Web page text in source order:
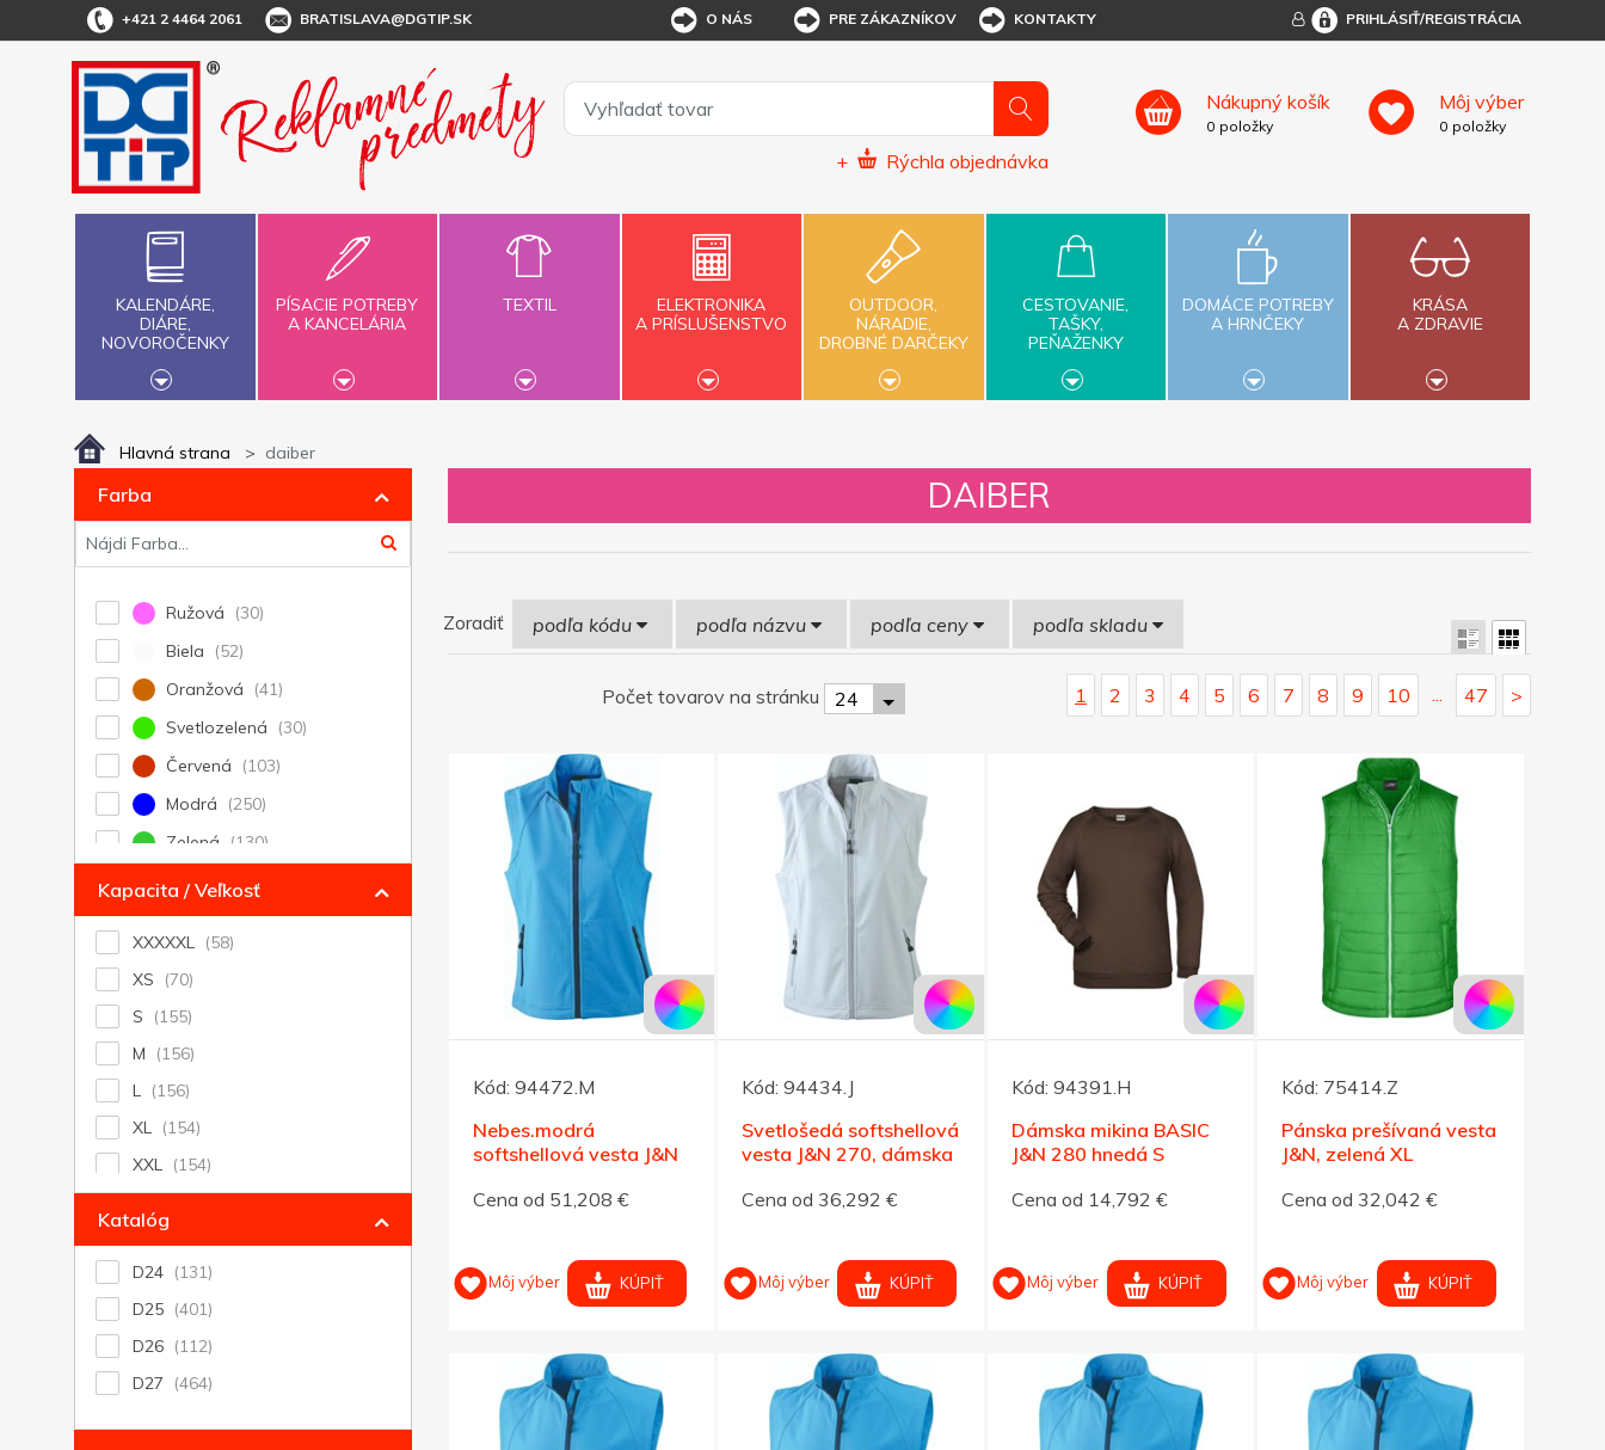
+421 2 4464 2061 BRATISLAVA@DGTIP.SK O NÁS PRE ZÁKAZNÍKOV KONTAKTY PRIHLÁSIŤ/REGISTRÁCIA
+ Rýchla objednávka
Nákupný košík
0 položky
Môj výber
0 položky
KALENDÁRE,
DIÁRE,
NOVOROČENKY
PÍSACIE POTREBY
A KANCELÁRIA
TEXTIL
ELEKTRONIKA
A PRÍSLUŠENSTVO
OUTDOOR,
NÁRADIE,
DROBNÉ DARČEKY
CESTOVANIE,
TAŠKY,
PEŇAŽENKY
DOMÁCE POTREBY
A HRNČEKY
KRÁSA
A ZDRAVIE
Hlavná strana daiber
Farba
Ružová
Biela
Oranžová
Svetlozelená
Červená
Modrá
Zelená
Svetlomodrá
Čierna
Šedá
Kapacita / Veľkosť
XXXXXL
XS
S
M
L
XL
XXL
XXXXL
Katalóg
D24
D25
D26
D27
DAIBER
Zoradiť podľa kódu podľa názvu podľa ceny podľa skladu
Počet tovarov na stránku 24 1 2 3 4 5 6 7 8 9 10 ... 47 >
Kód: 94472.M
Nebes.modrá
softshellová vesta J&N
Cena od 51,208 €
Môj výber KÚPIŤ
Kód:94434.J
Svetlošedá softshellová
vesta J&N 270, dámska
Cena od 36,292 €
Môj výber KÚPIŤ
Kód:94391.H
Dámska mikina BASIC
J&N 280 hnedá S
Cena od 14,792 €
Môj výber KÚPIŤ
Kód: 75414.Z
Pánska prešívaná vesta
J&N, zelená XL
Cena od 32,042 €
Môj výber KÚPIŤ